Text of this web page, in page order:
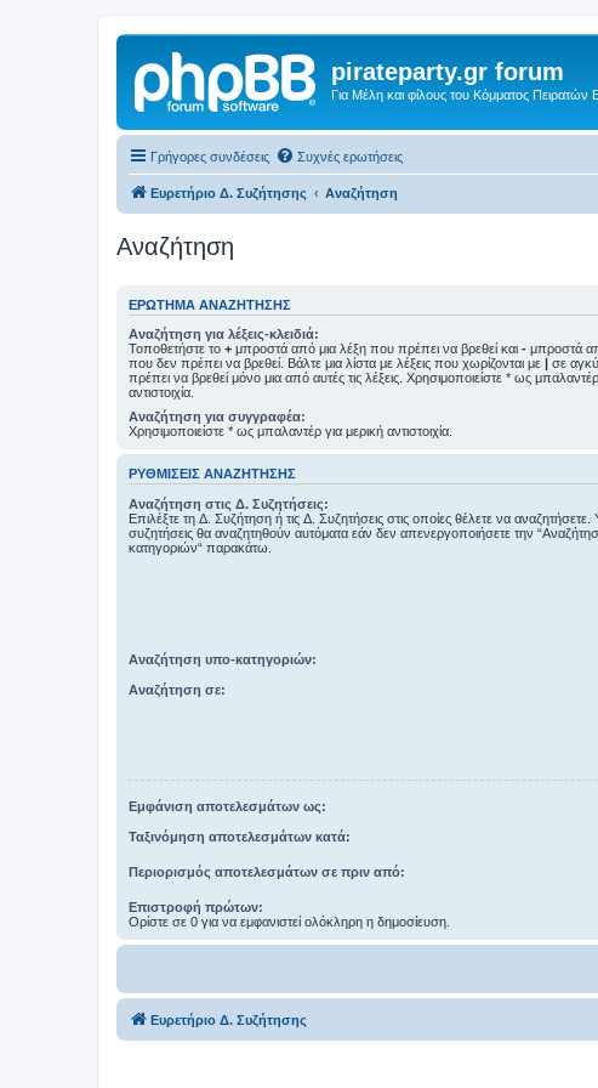
pirateparty.gr forum
Για Μέλη και φίλους του Κόμματος Πειρατών
Γρήγορες συνδέσεις Συχνές ερωτήσεις
Ευρετήριο Δ. Συζήτησης Αναζήτηση
Αναζήτηση
ΕΡΏΤΗΜΑ ΑΝΑΖΉΤΗΣΗΣ
Αναζήτηση για λέξεις-κλειδιά:
Τοποθετήστε το + μπροστά από μια λέξη που πρέπει να βρεθεί και - μπροστά
που δεν πρέπει να βρεθεί. Βάλτε μια λίστα με λέξεις που χωρίζονται με | σε
πρέπει να βρεθεί μόνο μια από αυτές τις λέξεις. Χρησιμοποιείστε * ως
αντιστοιχία.
Αναζήτηση για συγγραφέα:
Χρησιμοποιείστε * ως μπαλαντέρ για μερική αντιστοιχία.
ΡΥΘΜΊΣΕΙΣ ΑΝΑΖΉΤΗΣΗΣ
Αναζήτηση στις Δ. Συζητήσεις:
Επιλέξτε τη Δ. Συζήτηση ή τις Δ. Συζητήσεις στις οποίες θέλετε να
συζητήσεις θα αναζητηθούν αυτόματα εάν δεν απενεργοποιήσετε την
κατηγοριών“ παρακάτω.
Αναζήτηση υπο-κατηγοριών:
Αναζήτηση σε:
Εμφάνιση αποτελεσμάτων ως:
Ταξινόμηση αποτελεσμάτων κατά:
Περιορισμός αποτελεσμάτων σε πριν από:
Επιστροφή πρώτων:
Ορίστε σε 0 για να εμφανιστεί ολόκληρη η δημοσίευση.
Ευρετήριο Δ. Συζήτησης